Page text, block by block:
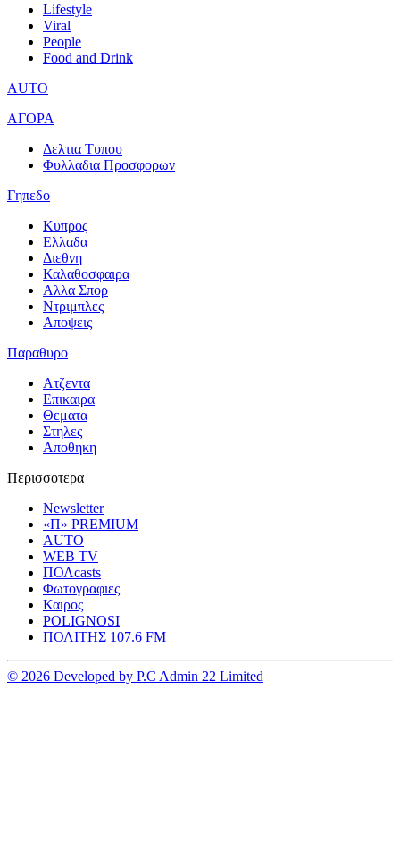
Lifestyle
Viral
People
Food and Drink
AUTO
ΑΓΟΡΑ
Δελτια Τυπου
Φυλλαδια Προσφορων
Γηπεδο
Κυπρος
Ελλαδα
Διεθνη
Καλαθοσφαιρα
Αλλα Σπορ
Ντριμπλες
Αποψεις
Παραθυρο
Ατζεντα
Επικαιρα
Θεματα
Στηλες
Αποθηκη
Περισσοτερα
Newsletter
«Π» PREMIUM
AUTO
WEB TV
ΠΟΛcasts
Φωτογραφιες
Καιρος
POLIGNOSI
ΠΟΛΙΤΗΣ 107.6 FM
© 2026 Developed by P.C Admin 22 Limited